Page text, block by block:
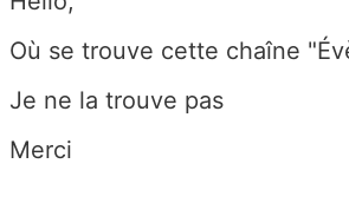
Où se trouve cette chaîne
Je ne la trouve pas
Merci